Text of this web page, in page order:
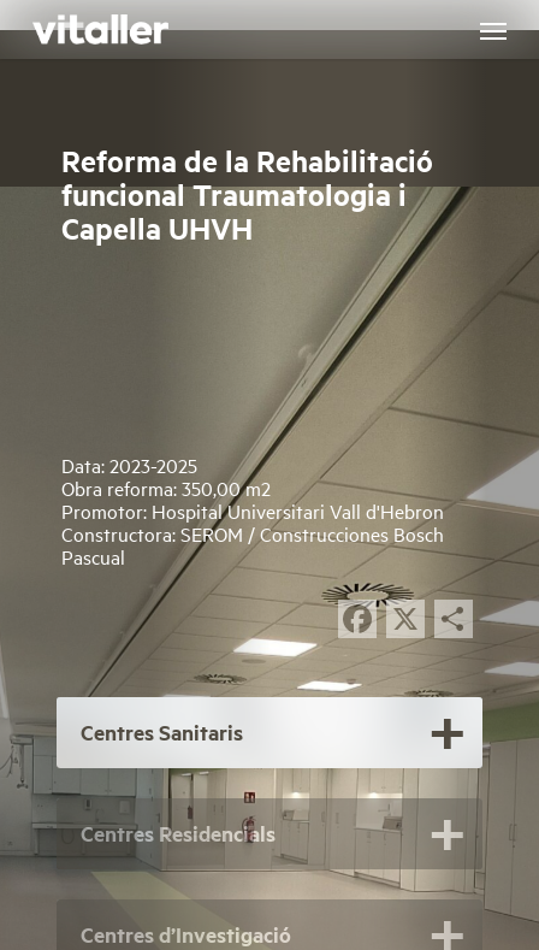
to
main
Reforma de la Rehabilitació
funcional Traumatologia i
Capella UHVH
Data: 2023-2025
Obra reforma: 350,00 m2
Promotor: Hospital Universitari Vall d'Hebron
Constructora: SEROM / Construcciones Bosch
Pascual
Facebook
X
Centres Sanitaris
Centres Residencials
Centres d’Investigació